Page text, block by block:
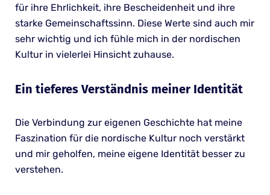
für ihre Ehrlichkeit, ihre Bescheidenheit und ihre
starke Gemeinschaftssinn. Diese Werte sind auch mir
sehr wichtig und ich fühle mich in der nordischen
Kultur in vielerlei Hinsicht zuhause.
Ein tieferes Verständnis meiner Identität
Die Verbindung zur eigenen Geschichte hat meine
Faszination für die nordische Kultur noch verstärkt
und mir geholfen, meine eigene Identität besser zu
verstehen.